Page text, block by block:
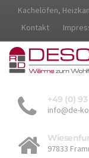
Kachelöfen,
Kontakt
+49 (0) 93
info@de-
97833